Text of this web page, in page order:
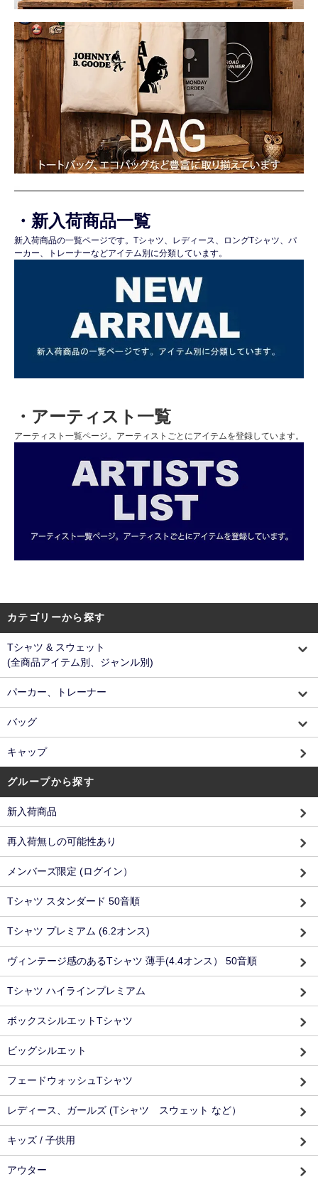
・新入荷商品一覧
新入荷商品の一覧ページです。Tシャツ、レディース、ロングTシャツ、パ
ーカー、トレーナーなどアイテム別に分類しています。
・アーティスト一覧
アーティスト一覧ページ。アーティストごとにアイテムを登録しています。
カテゴリーから探す
Tシャツ & スウェット
(全商品アイテム別、ジャンル別)
パーカー、トレーナー
バッグ
キャップ
グループから探す
新入荷商品
再入荷無しの可能性あり
メンバーズ限定 (ログイン）
Tシャツ スタンダード 50音順
Tシャツ プレミアム (6.2オンス)
ヴィンテージ感のあるTシャツ 薄手(4.4オンス） 50音順
Tシャツ ハイラインプレミアム
ボックスシルエットTシャツ
ビッグシルエット
フェードウォッシュTシャツ
レディース、ガールズ (Tシャツ スウェット など）
キッズ / 子供用
アウター